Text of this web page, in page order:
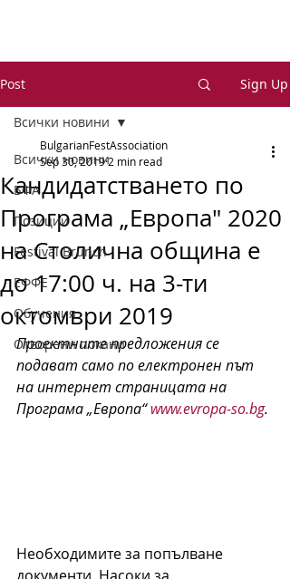
Post Sign Up
Всички новини
БФА
Позиции
Festival Brunch
ЕФФЕ
Обучения
Отворени покани
Всички новини
Кандидатстването по
Програма „Европа" 2020
на Столична община е
до 17:00 ч. на 3-ти
октомври 2019
BulgarianFestAssociation
Sep 30, 20192 min read
Проектните предложения се
подават само по електронен път
на интернет страницата на
Програма „Европа“ www.evropa-so.bg.
Необходимите за попълване